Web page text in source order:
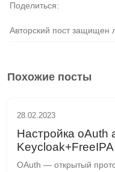
Авторский пост защищен
Поделиться
Похожие посты
28.02.2023
Настройка oAuth
OAuth — открытый